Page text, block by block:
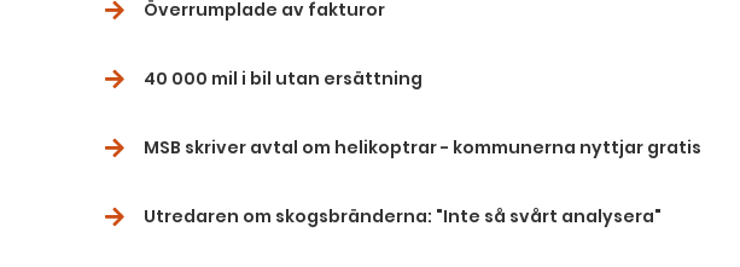
Överrumplade av fakturor
40 000 mil i bil utan ersättning
MSB skriver avtal om helikoptrar - kommunerna nyttjar gratis
Utredaren om skogsbränderna: "Inte så svårt analysera"